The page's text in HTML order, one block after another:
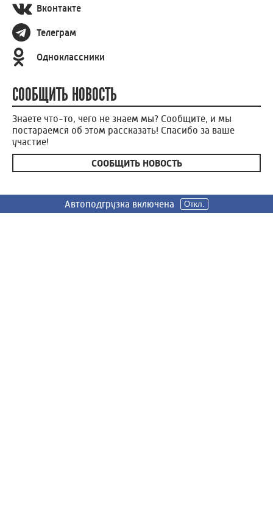
Вконтакте
Телеграм
Одноклассники
СООБЩИТЬ НОВОСТЬ
Знаете что-то, чего не знаем мы? Сообщите, и мы
постараемся об этом рассказать! Спасибо за ваше
участие!
СООБЩИТЬ НОВОСТЬ
Россия 24 Вести Иваново Новости Сюжеты
Автоподгрузка включена Откл.
Автоподгрузка включена Откл.
Автоподгрузка включена Откл.
Автоподгрузка включена Откл.